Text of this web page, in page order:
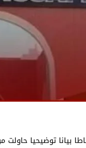
بيانا توضيحيا حاولت